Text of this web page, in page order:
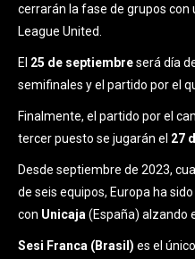
cerrarán la fase de grupos con
League United.
El 25 de septiembreserá día
semifinales y el partido por el
Finalmente, el partido por el
tercer puesto se jugarán el 27
Desde septiembre de 2023,
de seis equipos, Europa ha
con Unicaja (España) alzando
Sesi Franca (Brasil) es el